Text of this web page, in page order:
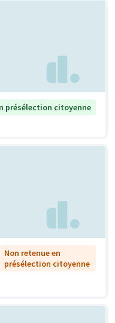
présélection citoyenne
Non retenue en
présélection citoyenne